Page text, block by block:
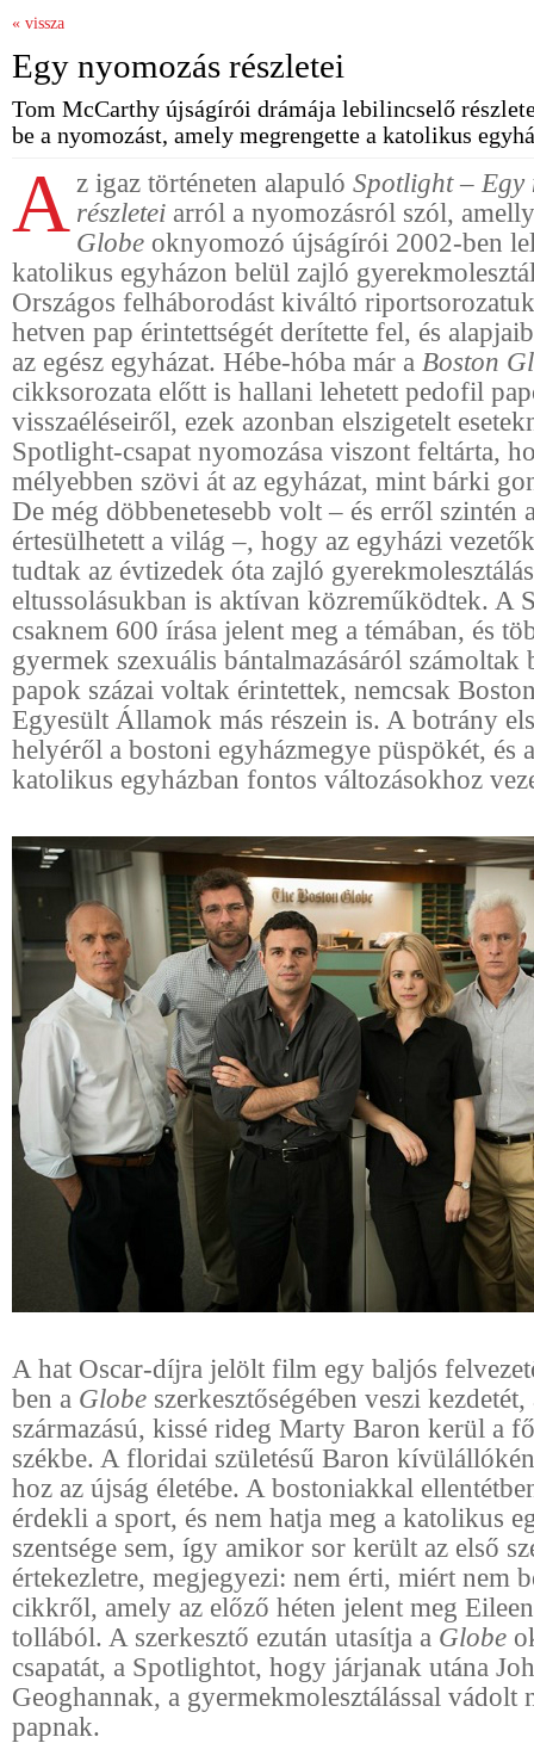
« vissza
Egy nyomozás részletei
Tom McCarthy újságírói drámája lebilincselő
be a nyomozást, amely megrengette a katolikus
A z igaz történeten alapuló Spotlight – Egy
részletei arról a nyomozásról szól,
Globe oknyomozó újságírói 2002-ben
katolikus egyházon belül zajló
Országos felháborodást kiváltó
hetven pap érintettségét derítette fel, és
az egész egyházat. Hébe-hóba már a Boston
cikksorozata előtt is hallani lehetett pedofil
visszaéléseiről, ezek azonban elszigetelt
Spotlight-csapat nyomozása viszont feltárta,
mélyebben szövi át az egyházat, mint bárki
De még döbbenetesebb volt – és erről szintén
értesülhetett a világ –, hogy az egyházi
tudtak az évtizedek óta zajló
eltussolásukban is aktívan közreműködtek. A
csaknem 600 írása jelent meg a témában, és
gyermek szexuális bántalmazásáról számoltak
papok százai voltak érintettek, nemcsak
Egyesült Államok más részein is. A botrány
helyéről a bostoni egyházmegye püspökét, és
katolikus egyházban fontos változásokhoz
A hat Oscar-díjra jelölt film egy baljós
ben a Globe szerkesztőségében veszi
származású, kissé rideg Marty Baron kerül a
székbe. A floridai születésű Baron
hoz az újság életébe. A bostoniakkal
érdekli a sport, és nem hatja meg a katolikus
szentsége sem, így amikor sor került az első
értekezletre, megjegyezi: nem érti, miért nem
cikkről, amely az előző héten jelent meg
tollából. A szerkesztő ezután utasítja a Globe
csapatát, a Spotlightot, hogy járjanak utána
Geoghannak, a gyermekmolesztálással vádolt
papnak.